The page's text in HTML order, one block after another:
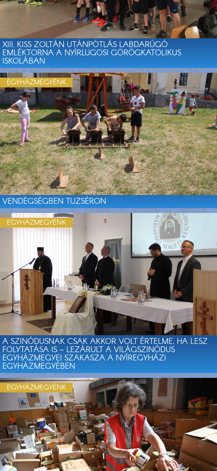
XIII. KISS ZOLTÁN UTÁNPÓTLÁS LABDARÚGÓ
EMLÉKTORNA A NYÍRLUGOSI GÖRÖGKATOLIKUS
ISKOLÁBAN
VENDÉGSÉGBEN TUZSÉRON
EGYHÁZMEGYÉNK
A SZINÓDUSNAK CSAK AKKOR VOLT ÉRTELME, HA LESZ
FOLYTATÁSA IS – LEZÁRULT A VILÁGSZINÓDUS
EGYHÁZMEGYEI SZAKASZA A NYÍREGYHÁZI
EGYHÁZMEGYÉBEN
EGYHÁZMEGYÉNK
EGYHÁZMEGYÉNK